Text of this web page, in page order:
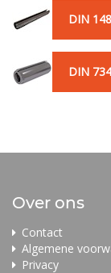
DIN
DIN
Over ons
Contact
Algemene
Privacy